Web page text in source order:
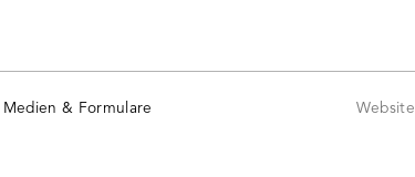
Medien & Formulare